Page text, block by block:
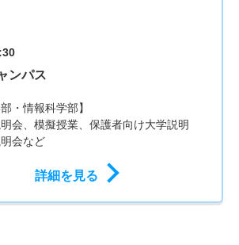
ンパス
・情報科学部】
会、模擬授業、保護者向け大学説明
会など
詳細を見る